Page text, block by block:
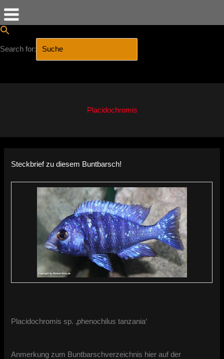
Search for:
Placidochromis
Steckbrief zu diesem Buntbarsch!
Placidochromis sp. ‚phenochilus tanzania‘
Anmerkung zum Buntbarschverzeichnis hier auf der